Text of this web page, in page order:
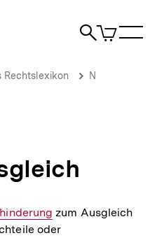
Suche
Artikel
im
Rechtslexikon N
zum Ausgleich
oder